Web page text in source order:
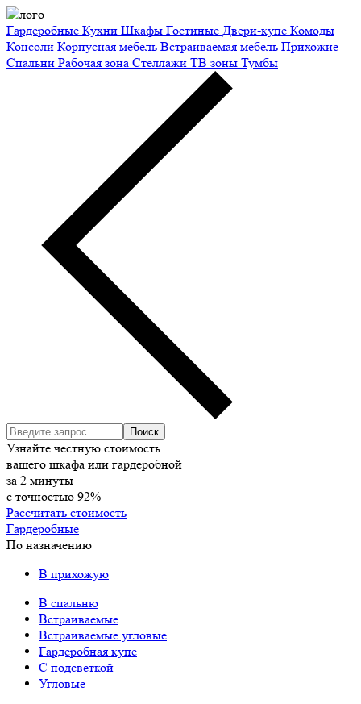
Гардеробные Кухни Шкафы Гостиные Двери-купе Комоды
Консоли Корпусная мебель Встраиваемая мебель Прихожие
Спальни Рабочая зона Стеллажи ТВ зоны Тумбы
Узнайте честную стоимость
вашего шкафа или гардеробной
за 2 минуты
с точностью 92%
Рассчитать стоимость
Гардеробные
По назначению
В прихожую
В спальню
Встраиваемые
Встраиваемые угловые
Гардеробная купе
С подсветкой
Угловые